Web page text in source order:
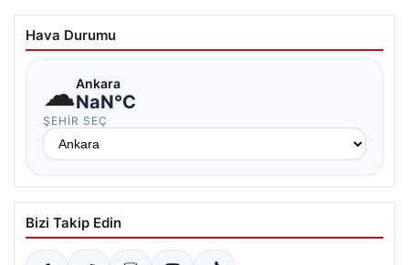
Hava Durumu
☁Ankara
NaN°C
ŞEHIR SEÇ
Bizi Takip Edin